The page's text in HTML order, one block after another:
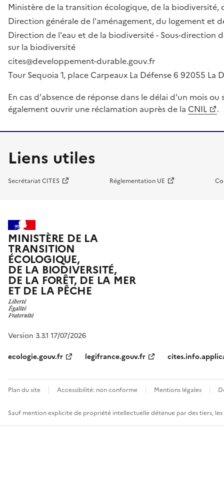
Ministère de la transition écologique, de la biodiversité,
Direction générale de l'aménagement, du logement et
Direction de l'eau et de la biodiversité - Sous-direction
sur la biodiversité
cites@developpement-durable.gouv.fr
Tour Sequoia 1, place Carpeaux La Défense 6 92055 La
En cas d'absence de réponse dans le délai d'un mois
également ouvrir une réclamation auprès de la CNIL .
Liens utiles
Secrétariat CITES Réglementation UE
MINISTÈRE DE LA
TRANSITION
ÉCOLOGIQUE,
DE LA BIODIVERSITÉ,
DE LA FORÊT, DE LA MER
ET DE LA PÊCHE
Version 3.3.1 17/07/2026
ecologie.gouv.fr
legifrance.gouv.fr
Plan du site Accessibilité: non conforme Mentions légales
Sauf mention explicite de propriété intellectuelle détenue par des tiers,